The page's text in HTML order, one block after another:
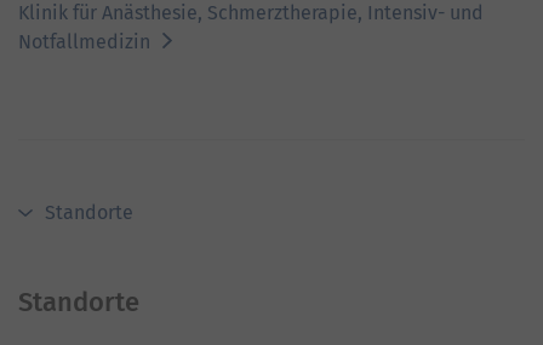
Klinik für Anästhesie, Schmerztherapie, Intensiv- und
Notfallmedizin
Standorte
Standorte